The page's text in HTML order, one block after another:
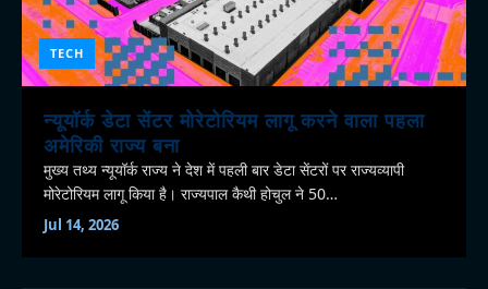
TECH
न्यूयॉर्क डेटा सेंटर मोरेटोरियम लागू करने वाला पहला
अमेरिकी राज्य बना
मुख्य तथ्य न्यूयॉर्क राज्य ने देश में पहली बार डेटा सेंटरों पर राज्यव्यापी
मोरेटोरियम लागू किया है। राज्यपाल कैथी होचुल ने 50…
Jul 14, 2026